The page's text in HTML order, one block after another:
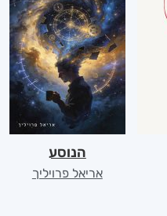
הנוסע
אריאל פרויליך